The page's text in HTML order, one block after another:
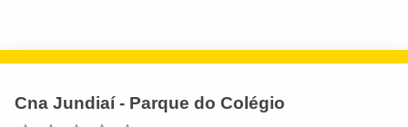
Cna Jundiaí - Parque do Colégio